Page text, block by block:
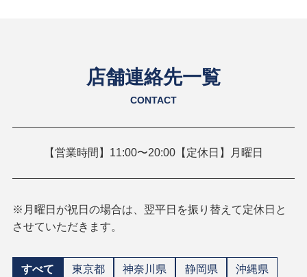
店舗連絡先一覧
CONTACT
【営業時間】11:00〜20:00【定休日】月曜日
※月曜日が祝日の場合は、翌平日を振り替えて定休日と
させていただきます。
すべて 東京都 神奈川県 静岡県
沖縄県